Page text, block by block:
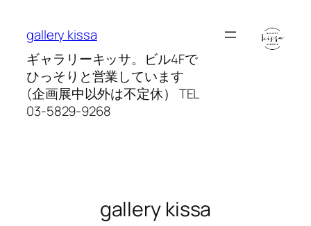
gallery kissa
ギャラリーキッサ。ビル4Fで
ひっそりと営業しています
(企画展中以外は不定休） TEL
03-5829-9268
gallery kissa